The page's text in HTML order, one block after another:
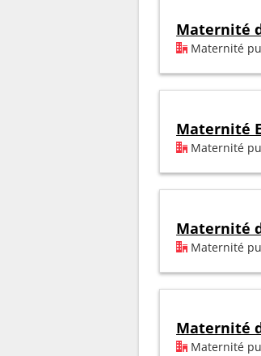
Maternité
Maternité
Maternité
Maternité
Maternité
Maternité
Maternité
Maternité